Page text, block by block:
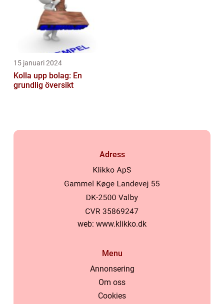
15 januari 2024
Kolla upp bolag: En
grundlig översikt
Adress
web: www.klikko.dk
Menu
Annonsering
Om oss
Cookies